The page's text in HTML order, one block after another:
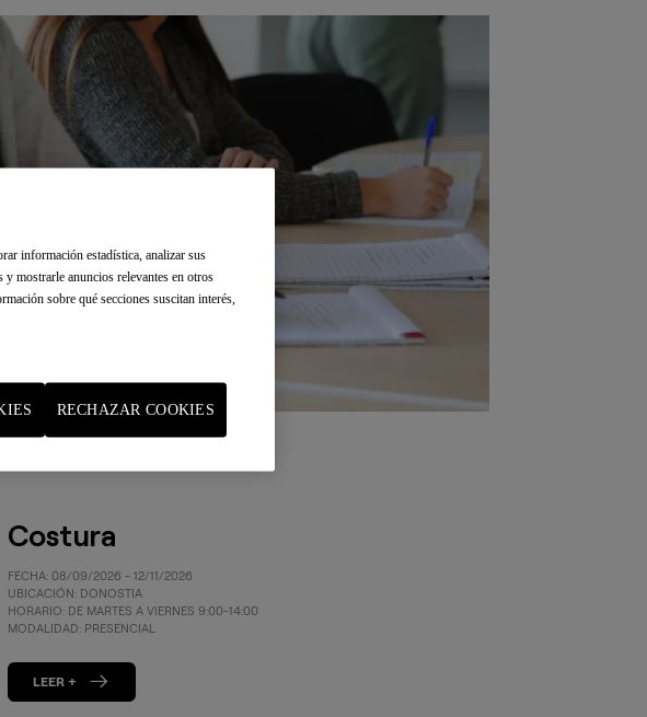
Costura
FECHA: 08/09/2026 - 12/11/2026
UBICACIÓN: DONOSTIA
HORARIO: DE MARTES A VIERNES 9:00-14:00
MODALIDAD: PRESENCIAL
LEER +
información estadística, analizar sus
mostrarle anuncios relevantes en otros
sobre qué secciones suscitan interés,
RECHAZAR COOKIES